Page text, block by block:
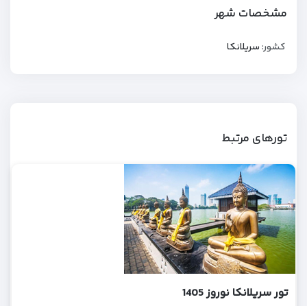
مشخصات شهر
کشور:سریلانکا
تورهای مرتبط
تور سریلانکا نوروز 1405